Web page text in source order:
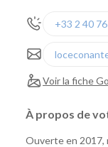
+33 2 40
Voir la fiche
À propos de
Ouverte en 2017,